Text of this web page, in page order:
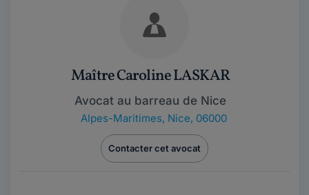
Maître Caroline LASKAR
Avocat au barreau de Nice
Alpes-Maritimes, Nice, 06000
Contacter cet avocat